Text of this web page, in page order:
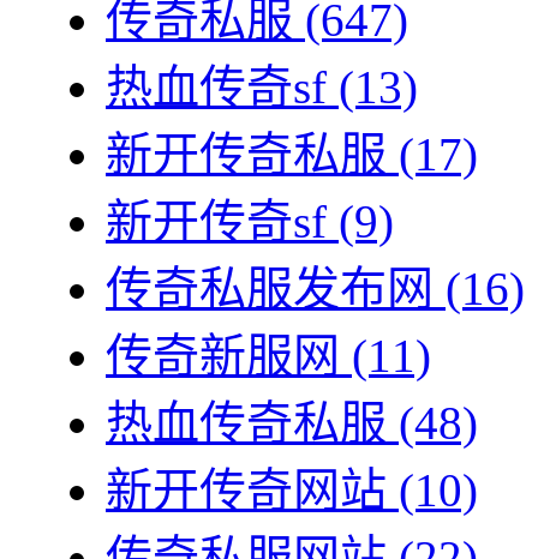
传奇私服 (647)
热血传奇sf (13)
新开传奇私服 (17)
新开传奇sf (9)
传奇私服发布网 (16)
传奇新服网 (11)
热血传奇私服 (48)
新开传奇网站 (10)